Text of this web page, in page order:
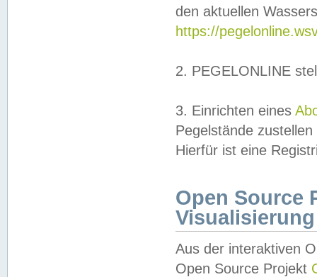
den aktuellen
https://
2. PEGELONLINE
3. Einrichten eines
Pegelstände
Hierfür ist eine
Open Source
Visualisierung
Aus der interaktiven
Open Source Projekt